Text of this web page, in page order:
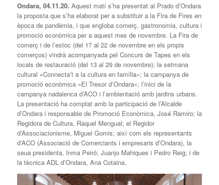
Ondara, 04.11.20. Aquest matí s’ha presentat al Prado d’Ondara
la proposta que s’ha elaborat per a substituir a la Fira de Fires en
època de pandèmia, i que engloba comerç, gastronomia, cultura i
promoció econòmica per a aquest mes de novembre. La Fira de
comerç i de l’estoc (del 17 al 22 de novembre en els propis
comerços) vindrà acompanyada pel Concurs de Tapes en els
locals de restauració (del 13 al 29 de novembre); la setmana
cultural «Connecta’t a la cultura en família»; la campanya de
promoció econòmica «El Tresor d’Ondara»; l’inici de la
campanya nadalenca d’ACO i l’ambientació amb jardins urbans.
La presentació ha comptat amb la participació de l’Alcalde
d’Ondara i responsable de Promoció Econòmica, José Ramiro; la
Regidora de Cultura, Raquel Mengual; el Regidor
d’Associacionisme, Miguel Gomis; així com els representants
d’ACO (Associació de Comerciants i empresaris d’Ondara), la
seua presidenta, Inma Peiró; Juanjo Mahiques i Pedro Reig; i de
la tècnica ADL d’Ondara, Ana Cotaina.